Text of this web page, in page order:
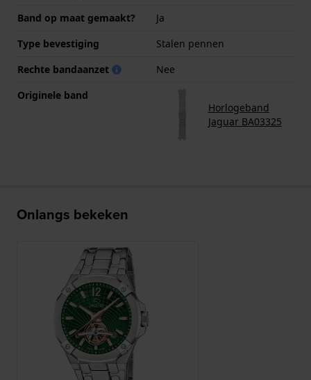
Band op maat gemaakt?
Ja
Type bevestiging
Stalen pennen
Rechte bandaanzet
Nee
Originele band
Horlogeband
Jaguar BA03325
Onlangs bekeken